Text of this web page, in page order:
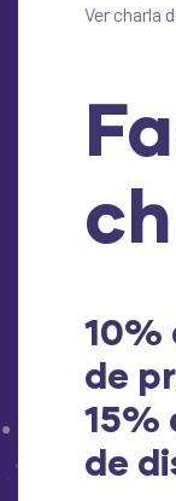
Ver charla
ch
10%
de
15%
de